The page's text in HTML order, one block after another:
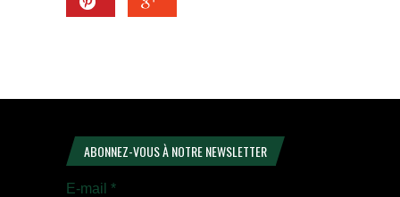
ABONNEZ-VOUS À NOTRE NEWSLETTER
E-mail *